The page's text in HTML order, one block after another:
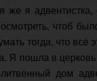
же я
чтоб
тогда, что всё
Я пошла в
дом